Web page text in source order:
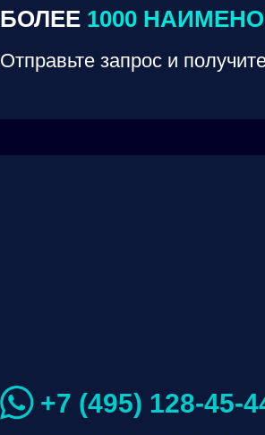
БОЛЕЕ 1000
Отправьте запрос и
+7 (495) 128-45-